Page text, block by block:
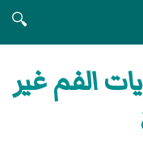
🔍
الفم غير